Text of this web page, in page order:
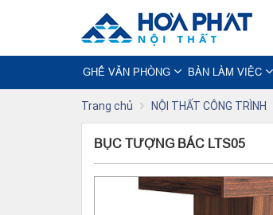
GHẾ VĂN PHÒNG BÀN LÀM VIỆC
Trang chủ NỘI THẤT CÔNG TRÌNH
BỤC TƯỢNG BÁC LTS05